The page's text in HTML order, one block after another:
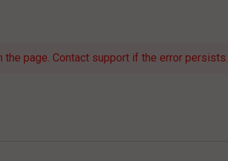
page. Contact support if the error persists.